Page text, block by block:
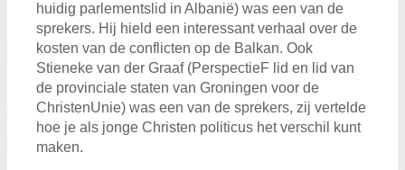
huidig parlementslid in Albanië) was een van de
sprekers. Hij hield een interessant verhaal over de
kosten van de conflicten op de Balkan. Ook
Stieneke van der Graaf (PerspectieF lid en lid van
de provinciale staten van Groningen voor de
ChristenUnie) was een van de sprekers, zij vertelde
hoe je als jonge Christen politicus het verschil kunt
maken.